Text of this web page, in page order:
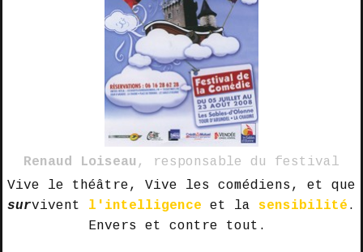
Renaud Loiseau , responsable du festival
Vive le théâtre, Vive les comédiens, et que
survivent l'intelligence et la sensibilité .
Envers et contre tout.